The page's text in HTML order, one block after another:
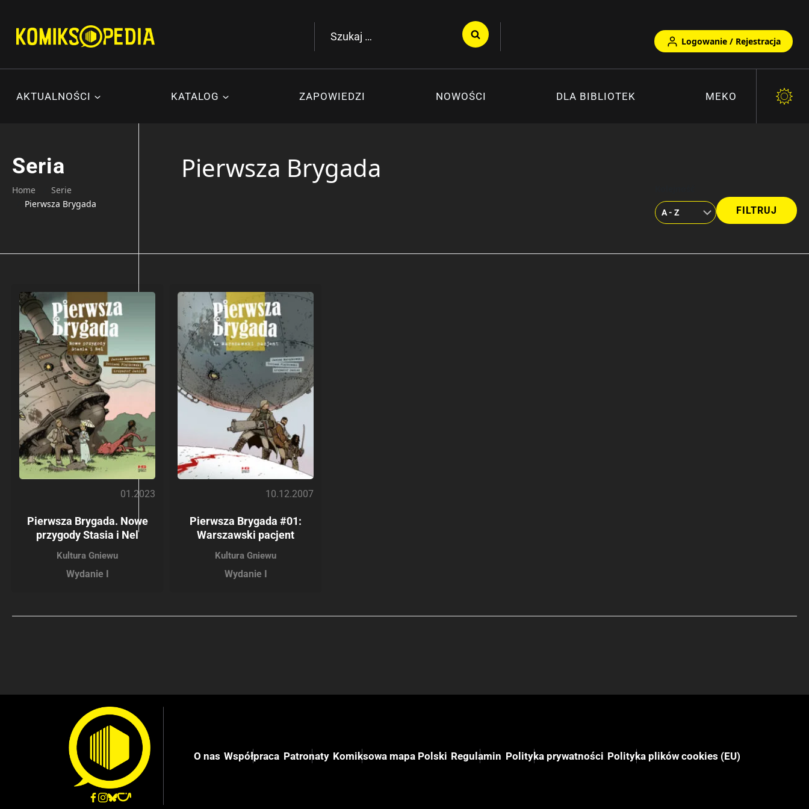
treści
Szukaj:
Logowanie / Rejestracja
AKTUALNOŚCI KATALOG ZAPOWIEDZI NOWOŚCI DLA BIBLIOTEK MEKO
Seria
Home
Serie
Pierwsza Brygada
Pierwsza Brygada
01.2023
Pierwsza Brygada. Nowe
przygody Stasia i Nel
Kultura Gniewu
Wydanie I
10.12.2007
Pierwsza Brygada #01:
Warszawski pacjent
Kultura Gniewu
Wydanie I
O nas Współpraca Patronaty Komiksowa mapa Polski Regulamin Polityka prywatności Polityka plików cookies (EU)